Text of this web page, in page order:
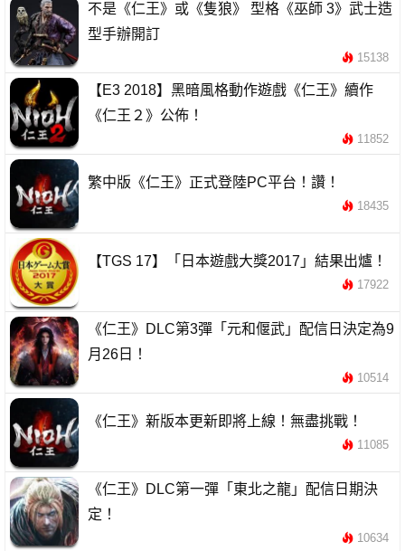
不是《仁王》或《隻狼》 型格《巫師 3》武士造
型手辦開訂
15138
【E3 2018】黑暗風格動作遊戲《仁王》續作
《仁王２》公佈！
11852
繁中版《仁王》正式登陸PC平台！讚！
18435
【TGS 17】「日本遊戲大獎2017」結果出爐！
17922
《仁王》DLC第3彈「元和偃武」配信日決定為9
月26日！
10514
《仁王》新版本更新即將上線！無盡挑戰！
11085
《仁王》DLC第一彈「東北之龍」配信日期決
定！
10634